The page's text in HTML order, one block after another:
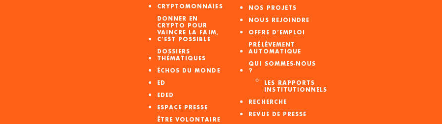
CRYPTOMONNAIES
DONNER EN
CRYPTO POUR
VAINCRE LA FAIM,
C’EST POSSIBLE
DOSSIERS
THÉMATIQUES
ÉCHOS DU MONDE
ED
EDED
ESPACE PRESSE
ÊTRE VOLONTAIRE
NOS PROJETS
NOUS REJOINDRE
OFFRE D’EMPLOI
PRÉLÈVEMENT
AUTOMATIQUE
QUI SOMMES-NOUS
?
LES RAPPORTS
INSTITUTIONNELS
RECHERCHE
REVUE DE PRESSE